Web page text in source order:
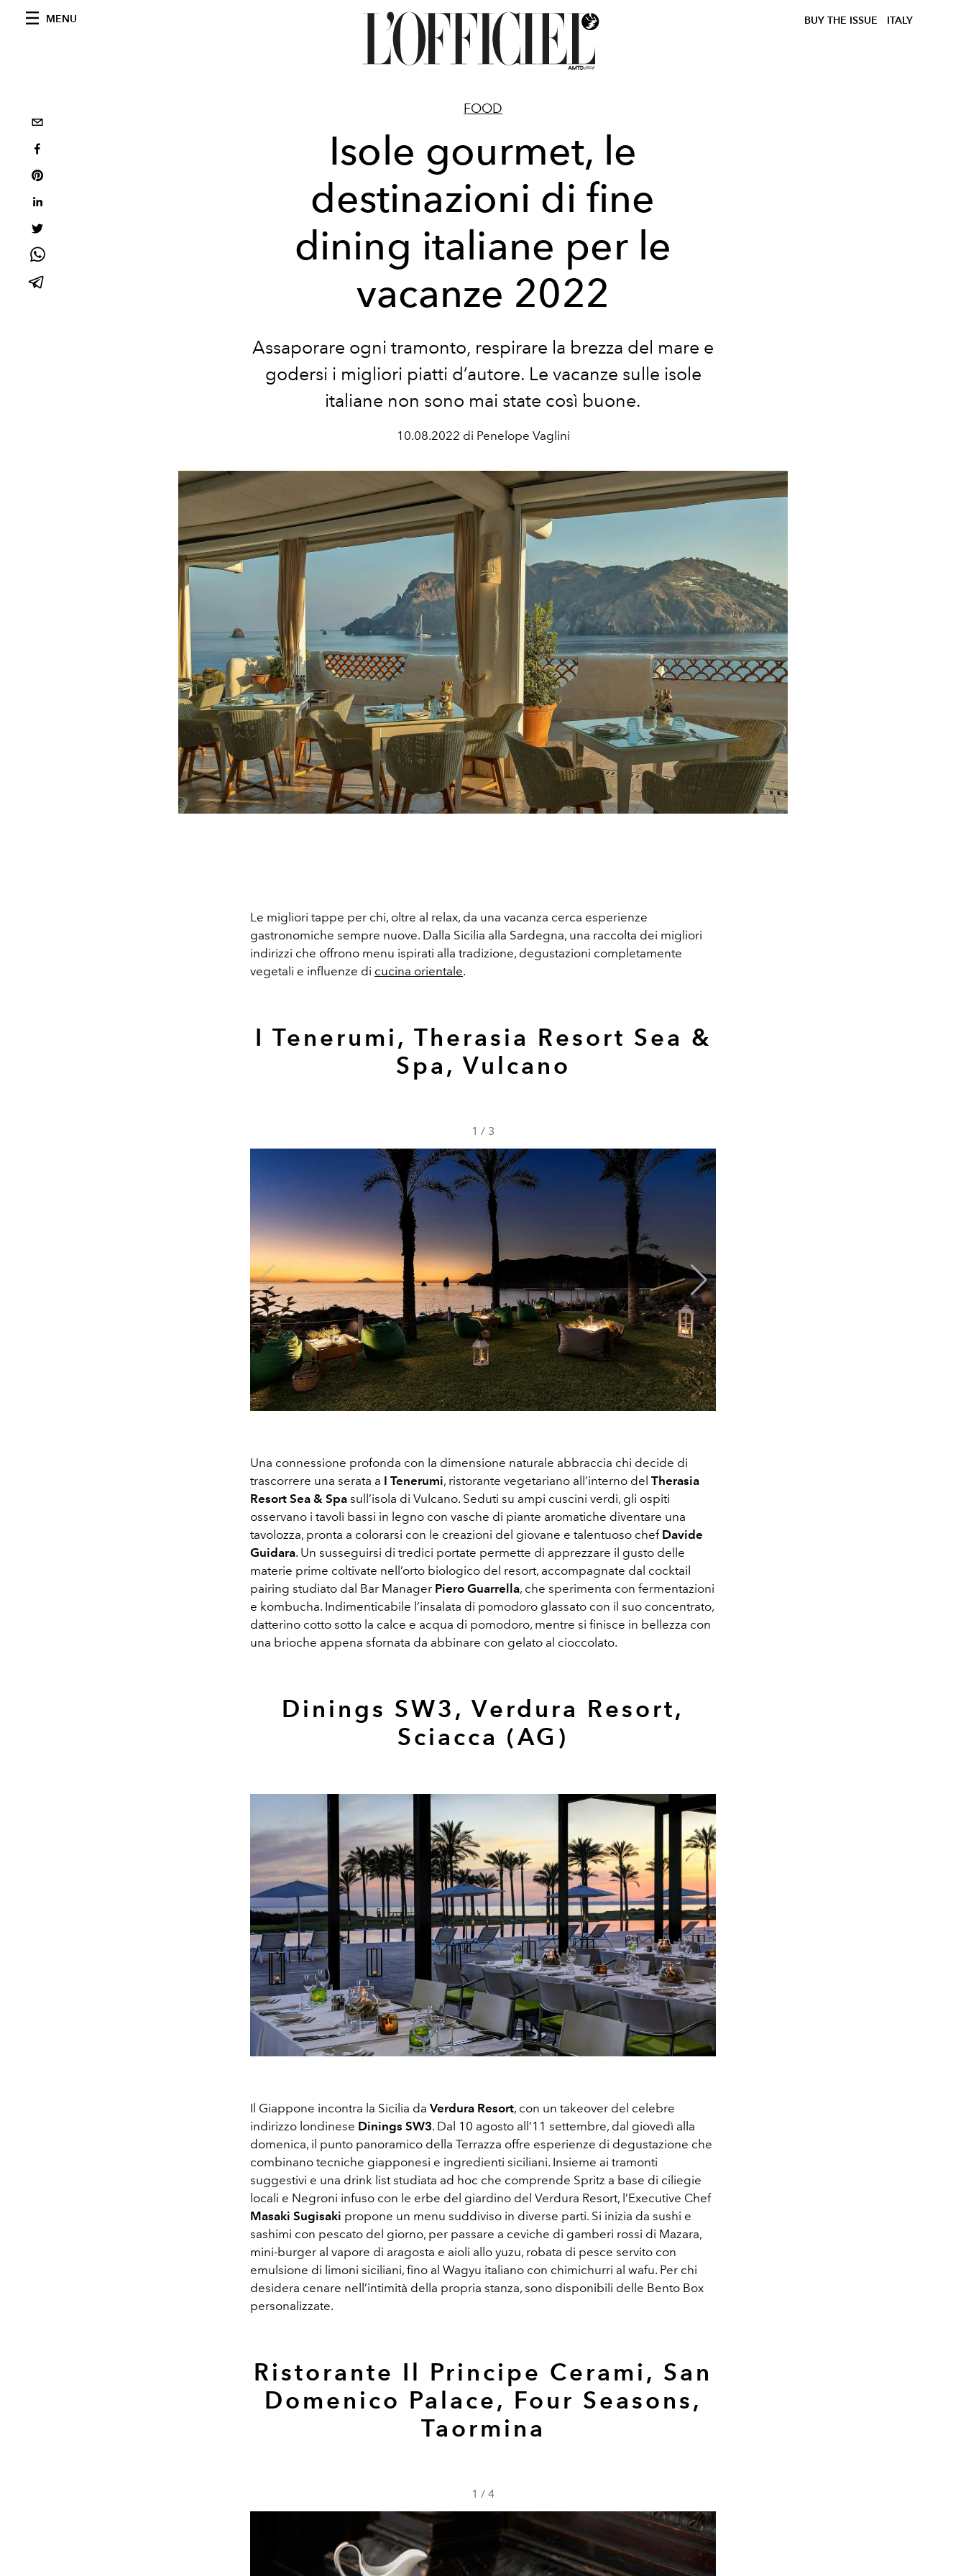
MENU BUY THE ISSUE ITALY
FOOD
Isole gourmet, le
destinazioni di fine
dining italiane per le
vacanze 2022
Assaporare ogni tramonto, respirare la brezza del mare e
godersi i migliori piatti d’autore. Le vacanze sulle isole
italiane non sono mai state così buone.
10.08.2022 di Penelope Vaglini
Le migliori tappe per chi, oltre al relax, da una vacanza cerca esperienze
gastronomiche sempre nuove. Dalla Sicilia alla Sardegna, una raccolta dei migliori
indirizzi che offrono menu ispirati alla tradizione, degustazioni completamente
vegetali e influenze di cucina orientale.
I Tenerumi, Therasia Resort Sea &
Spa, Vulcano
1 / 3
Una connessione profonda con la dimensione naturale abbraccia chi decide di
trascorrere una serata a I Tenerumi, ristorante vegetariano all’interno del Therasia
Resort Sea & Spa sull’isola di Vulcano. Seduti su ampi cuscini verdi, gli ospiti
osservano i tavoli bassi in legno con vasche di piante aromatiche diventare una
tavolozza, pronta a colorarsi con le creazioni del giovane e talentuoso chef Davide
Guidara. Un susseguirsi di tredici portate permette di apprezzare il gusto delle
materie prime coltivate nell’orto biologico del resort, accompagnate dal cocktail
pairing studiato dal Bar Manager Piero Guarrella, che sperimenta con fermentazioni
e kombucha. Indimenticabile l’insalata di pomodoro glassato con il suo concentrato,
datterino cotto sotto la calce e acqua di pomodoro, mentre si finisce in bellezza con
una brioche appena sfornata da abbinare con gelato al cioccolato.
Dinings SW3, Verdura Resort,
Sciacca (AG)
Il Giappone incontra la Sicilia da Verdura Resort, con un takeover del celebre
indirizzo londinese Dinings SW3. Dal 10 agosto all’11 settembre, dal giovedì alla
domenica, il punto panoramico della Terrazza offre esperienze di degustazione che
combinano tecniche giapponesi e ingredienti siciliani. Insieme ai tramonti
suggestivi e una drink list studiata ad hoc che comprende Spritz a base di ciliegie
locali e Negroni infuso con le erbe del giardino del Verdura Resort, l’Executive Chef
Masaki Sugisaki propone un menu suddiviso in diverse parti. Si inizia da sushi e
sashimi con pescato del giorno, per passare a ceviche di gamberi rossi di Mazara,
mini-burger al vapore di aragosta e aioli allo yuzu, robata di pesce servito con
emulsione di limoni siciliani, fino al Wagyu italiano con chimichurri al wafu. Per chi
desidera cenare nell’intimità della propria stanza, sono disponibili delle Bento Box
personalizzate.
Ristorante Il Principe Cerami, San
Domenico Palace, Four Seasons,
Taormina
1 / 4